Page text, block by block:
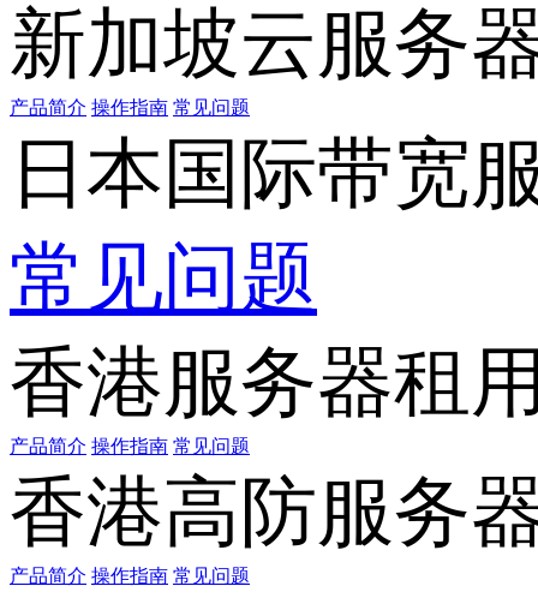
新加坡云服务
产品简介 操作指南 常见问题
日本国际带宽
常见问题
香港服务器租
产品简介 操作指南 常见问题
香港高防服务
产品简介 操作指南 常见问题